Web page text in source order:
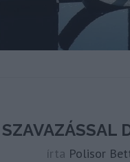
írta Polisor